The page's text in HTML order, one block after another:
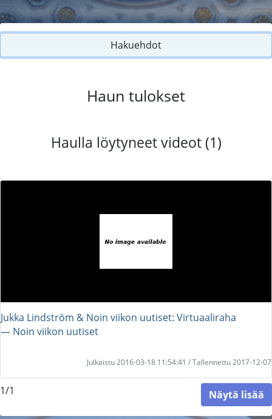
Hakuehdot
Haun tulokset
Haulla löytyneet videot (1)
Jukka Lindström & Noin viikon uutiset: Virtuaaliraha
― Noin viikon uutiset
Julkaistu 2016-03-18 11:54:41 / Tallennettu 2017-12-07
1/1 Näytä lisää